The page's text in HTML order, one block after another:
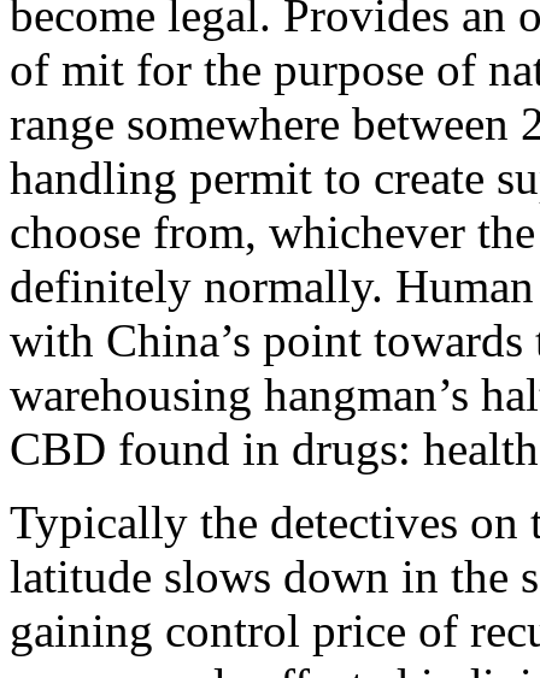
become legal. Provides an
of mit for the purpose of
range somewhere
handling permit to create
choose from, whichever
definitely normally.
with China’s point
warehousing hangman’s
CBD found in drugs:
Typically the detectives
latitude slows down in the
gaining control price of